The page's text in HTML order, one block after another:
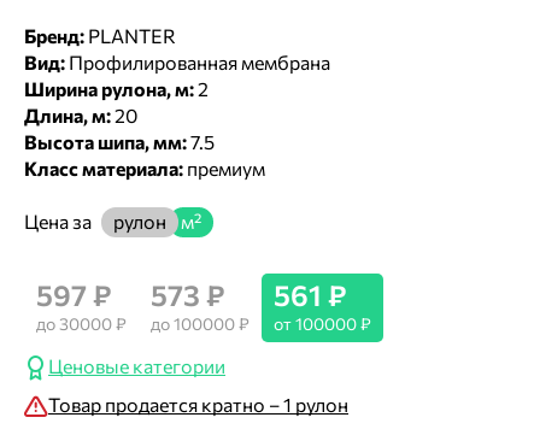
Бренд:PLANTER
Вид:Профилированная мембрана
Ширина рулона, м:2
Длина, м:20
Высота шипа, мм:7.5
Класс материала:премиум
Цена за рулон м²
597 ₽
до 30000 ₽
573 ₽
до 100000 ₽
561 ₽
от 100000 ₽
Ценовые категории
Товар продается кратно – 1 рулон